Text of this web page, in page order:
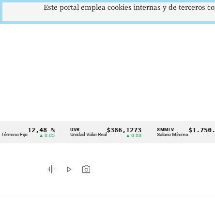
Cintillo
indicadores
económicos
12,48 %
▲ 0.05
UVR
Unidad Valor Real
$386,1273
▲ 0.03
SMMLV
Salario Mínimo
$1.750.905
graphic_eq play_arrow photo_camera
Este portal emplea cookies internas y de terceros